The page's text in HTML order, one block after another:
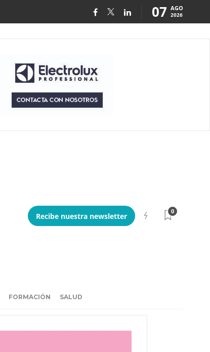
07 AGO
2026
Recibe nuestra newsletter
0
FORMACIÓN SALUD